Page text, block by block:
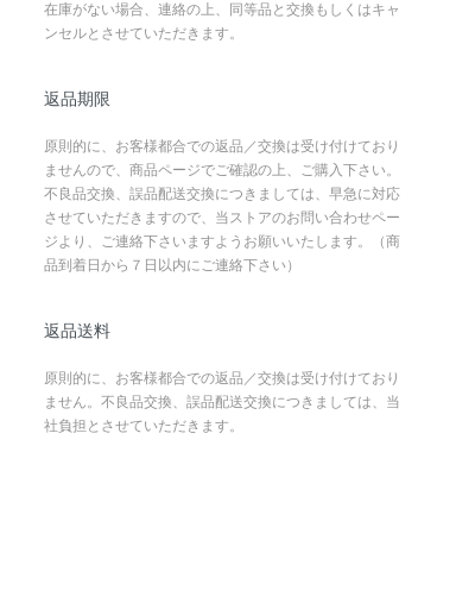
在庫がない場合、連絡の上、同等品と交換もしくはキャ
ンセルとさせていただきます。
返品期限
原則的に、お客様都合での返品／交換は受け付けており
ませんので、商品ページでご確認の上、ご購入下さい。
不良品交換、誤品配送交換につきましては、早急に対応
させていただきますので、当ストアのお問い合わせペー
ジより、ご連絡下さいますようお願いいたします。（商
品到着日から７日以内にご連絡下さい）
返品送料
原則的に、お客様都合での返品／交換は受け付けており
ません。不良品交換、誤品配送交換につきましては、当
社負担とさせていただきます。